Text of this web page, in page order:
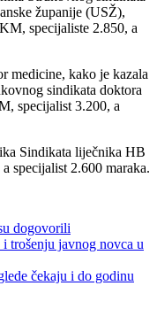
županije (USŽ),
specijaliste 2.850, a
medicine, kako je kazala
sindikata doktora
specijalist 3.200, a
Sindikata liječnika HB
specijalist 2.600 maraka.
dogovorili
trošenju javnog novca u
čekaju i do godinu